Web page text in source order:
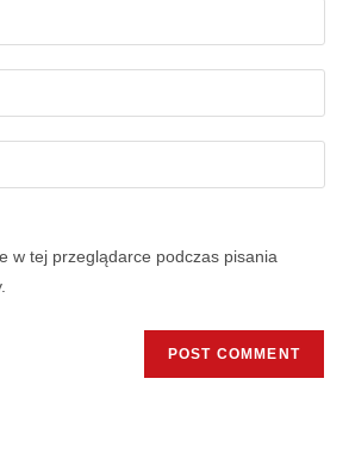
w tej przeglądarce podczas pisania